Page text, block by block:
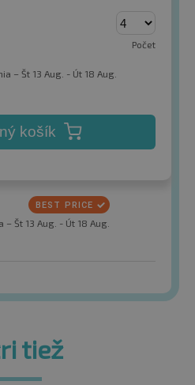
Počet
– Št 13 Aug. - Út 18 Aug.
košík
Št 13 Aug. - Út 18 Aug.
tiež